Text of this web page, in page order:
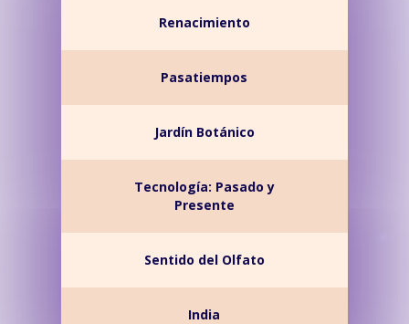
Renacimiento
Pasatiempos
Jardín Botánico
Tecnología: Pasado y
Presente
Sentido del Olfato
India